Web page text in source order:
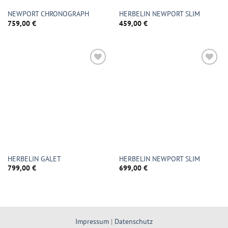
NEWPORT CHRONOGRAPH
759,00 €
HERBELIN NEWPORT SLIM
459,00 €
HERBELIN GALET
799,00 €
HERBELIN NEWPORT SLIM
699,00 €
Impressum | Datenschutz